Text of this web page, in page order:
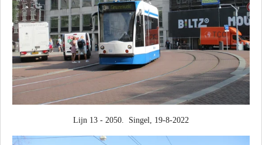
Lijn 13 - 2050. Singel, 19-8-2022